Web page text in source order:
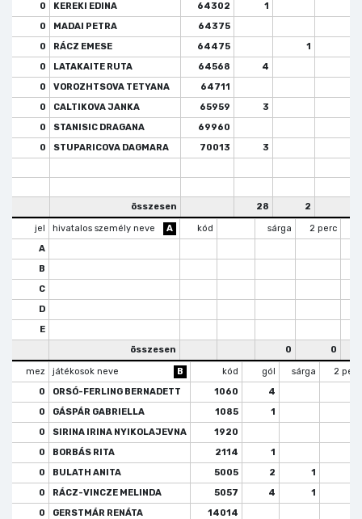
0
KEREKI EDINA 64302 1
0
MADAI PETRA
64375
0
RÁCZ EMESE 64475
1
0
LATAKAITE RUTA 64568 4
0
VOROZHTSOVA TETYANA
64711
0
CALTIKOVA JANKA 65959
3
0
STANISIC DRAGANA
69960
0
STUPARICOVA DAGMARA 70013 3
összesen 28 2
jel hivatalos személy neve A kód sárga 2 perc
A
B
C
D
E
összesen
0 0
mez játékosok neve B kód gól sárga
2 perc
0
ORSÓ-FERLING BERNADETT 1060
4
0
GÁSPÁR GABRIELLA 1085
1
0
SIRINA IRINA NYIKOLAJEVNA
1920
0
BORBÁS RITA 2114 1
0
BULATH ANITA 5005 2
1
0
RÁCZ-VINCZE MELINDA 5057 4 1
0
GERSTMÁR RENÁTA
14014